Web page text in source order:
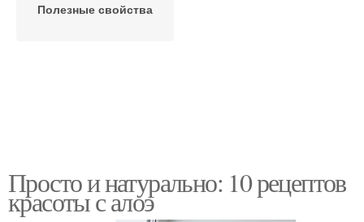
Полезные свойства
Просто и натурально: 10 рецептов
красоты с алоэ